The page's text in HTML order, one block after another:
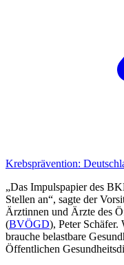
Krebsprävention:
„Das Impulspapier des
Stellen an“, sagte der
Ärztinnen und Ärzte des
(BVÖGD), Peter
brauche belastbare
Öffentlichen